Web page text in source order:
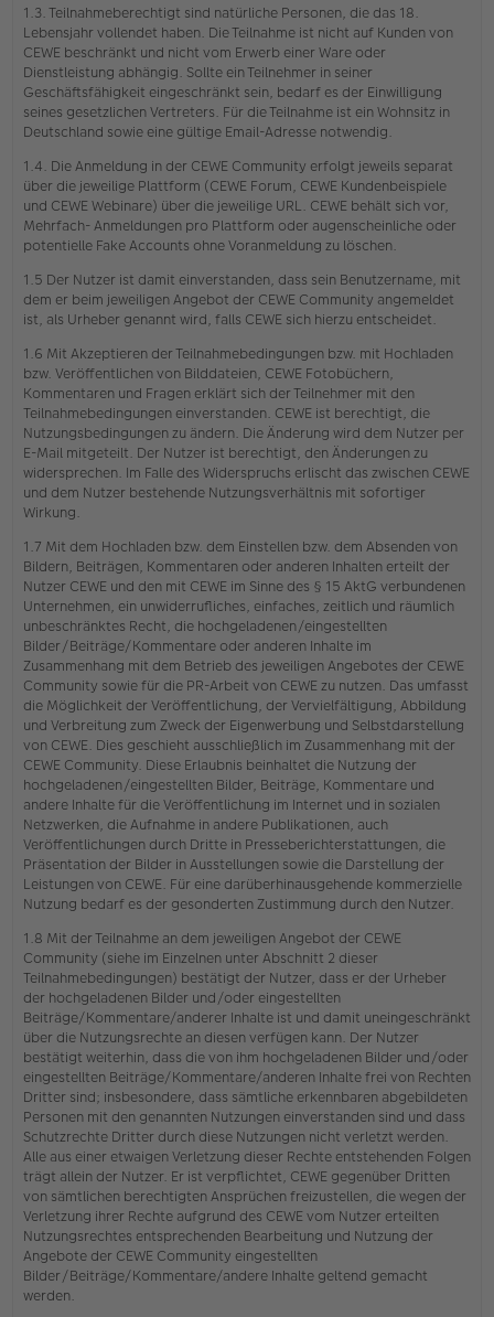
1.3. Teilnahmeberechtigt sind natürliche Personen, die das 18.
Lebensjahr vollendet haben. Die Teilnahme ist nicht auf Kunden von
CEWE beschränkt und nicht vom Erwerb einer Ware oder
Dienstleistung abhängig. Sollte ein Teilnehmer in seiner
Geschäftsfähigkeit eingeschränkt sein, bedarf es der Einwilligung
seines gesetzlichen Vertreters. Für die Teilnahme ist ein Wohnsitz in
Deutschland sowie eine gültige Email-Adresse notwendig.
1.4. Die Anmeldung in der CEWE Community erfolgt jeweils separat
über die jeweilige Plattform (CEWE Forum, CEWE Kundenbeispiele
und CEWE Webinare) über die jeweilige URL. CEWE behält sich vor,
Mehrfach- Anmeldungen pro Plattform oder augenscheinliche oder
potentielle Fake Accounts ohne Voranmeldung zu löschen.
1.5 Der Nutzer ist damit einverstanden, dass sein Benutzername, mit
dem er beim jeweiligen Angebot der CEWE Community angemeldet
ist, als Urheber genannt wird, falls CEWE sich hierzu entscheidet.
1.6 Mit Akzeptieren der Teilnahmebedingungen bzw. mit Hochladen
bzw. Veröffentlichen von Bilddateien, CEWE Fotobüchern,
Kommentaren und Fragen erklärt sich der Teilnehmer mit den
Teilnahmebedingungen einverstanden. CEWE ist berechtigt, die
Nutzungsbedingungen zu ändern. Die Änderung wird dem Nutzer per
E-Mail mitgeteilt. Der Nutzer ist berechtigt, den Änderungen zu
widersprechen. Im Falle des Widerspruchs erlischt das zwischen CEWE
und dem Nutzer bestehende Nutzungsverhältnis mit sofortiger
Wirkung.
1.7 Mit dem Hochladen bzw. dem Einstellen bzw. dem Absenden von
Bildern, Beiträgen, Kommentaren oder anderen Inhalten erteilt der
Nutzer CEWE und den mit CEWE im Sinne des § 15 AktG verbundenen
Unternehmen, ein unwiderrufliches, einfaches, zeitlich und räumlich
unbeschränktes Recht, die hochgeladenen/eingestellten
Bilder/Beiträge/Kommentare oder anderen Inhalte im
Zusammenhang mit dem Betrieb des jeweiligen Angebotes der CEWE
Community sowie für die PR-Arbeit von CEWE zu nutzen. Das umfasst
die Möglichkeit der Veröffentlichung, der Vervielfältigung, Abbildung
und Verbreitung zum Zweck der Eigenwerbung und Selbstdarstellung
von CEWE. Dies geschieht ausschließlich im Zusammenhang mit der
CEWE Community. Diese Erlaubnis beinhaltet die Nutzung der
hochgeladenen/eingestellten Bilder, Beiträge, Kommentare und
andere Inhalte für die Veröffentlichung im Internet und in sozialen
Netzwerken, die Aufnahme in andere Publikationen, auch
Veröffentlichungen durch Dritte in Presseberichterstattungen, die
Präsentation der Bilder in Ausstellungen sowie die Darstellung der
Leistungen von CEWE. Für eine darüberhinausgehende kommerzielle
Nutzung bedarf es der gesonderten Zustimmung durch den Nutzer.
1.8 Mit der Teilnahme an dem jeweiligen Angebot der CEWE
Community (siehe im Einzelnen unter Abschnitt 2 dieser
Teilnahmebedingungen) bestätigt der Nutzer, dass er der Urheber
der hochgeladenen Bilder und/oder eingestellten
Beiträge/Kommentare/anderer Inhalte ist und damit uneingeschränkt
über die Nutzungsrechte an diesen verfügen kann. Der Nutzer
bestätigt weiterhin, dass die von ihm hochgeladenen Bilder und/oder
eingestellten Beiträge/Kommentare/anderen Inhalte frei von Rechten
Dritter sind; insbesondere, dass sämtliche erkennbaren abgebildeten
Personen mit den genannten Nutzungen einverstanden sind und dass
Schutzrechte Dritter durch diese Nutzungen nicht verletzt werden.
Alle aus einer etwaigen Verletzung dieser Rechte entstehenden Folgen
trägt allein der Nutzer. Er ist verpflichtet, CEWE gegenüber Dritten
von sämtlichen berechtigten Ansprüchen freizustellen, die wegen der
Verletzung ihrer Rechte aufgrund des CEWE vom Nutzer erteilten
Nutzungsrechtes entsprechenden Bearbeitung und Nutzung der
Angebote der CEWE Community eingestellten
Bilder/Beiträge/Kommentare/andere Inhalte geltend gemacht
werden.